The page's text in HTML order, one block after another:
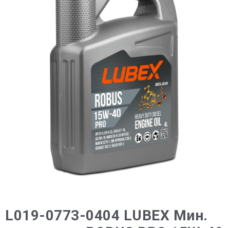
L019-0773-0404 LUBEX Мин.